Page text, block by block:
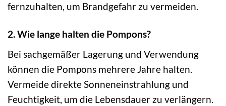
fernzuhalten, um Brandgefahr zu vermeiden.
2. Wie lange halten die Pompons?
Bei sachgemäßer Lagerung und Verwendung
können die Pompons mehrere Jahre halten.
Vermeide direkte Sonneneinstrahlung und
Feuchtigkeit, um die Lebensdauer zu verlängern.